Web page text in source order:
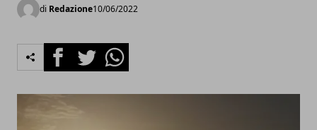
di Redazione10/06/2022
FacebookTwitterWhatsapp